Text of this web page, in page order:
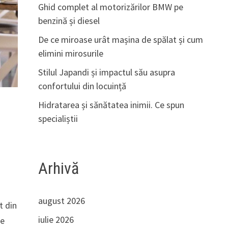
din
Ghid complet al motorizărilor BMW pe
benzină și diesel
De ce miroase urât mașina de spălat și cum
elimini mirosurile
Stilul Japandi și impactul său asupra
confortului din locuință
Hidratarea și sănătatea inimii. Ce spun
specialiștii
Arhivă
august 2026
iulie 2026